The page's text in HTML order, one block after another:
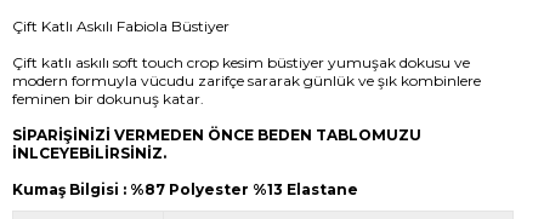
Çift Katlı Askılı Fabiola Büstiyer
Çift katlı askılı soft touch crop kesim büstiyer yumuşak dokusu ve
modern formuyla vücudu zarifçe sararak günlük ve şık kombinlere
feminen bir dokunuş katar.
SİPARİŞİNİZİ VERMEDEN ÖNCE BEDEN TABLOMUZU
İNLCEYEBİLİRSİNİZ.
Kumaş Bilgisi : %87 Polyester %13 Elastane